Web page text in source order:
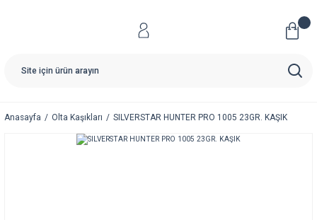
Anasayfa Olta Kaşıkları SILVERSTAR HUNTER PRO 1005 23GR. KAŞIK